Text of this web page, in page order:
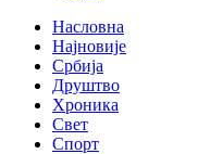
Насловна
Најновије
Србија
Друштво
Хроника
Свет
Спорт